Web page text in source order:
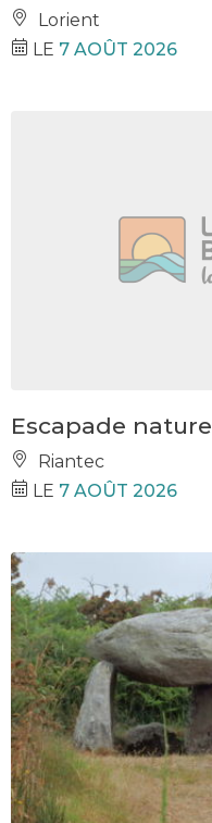
Lorient
LE 7 AOÛT 2026
Escapade nature
Riantec
LE 7 AOÛT 2026